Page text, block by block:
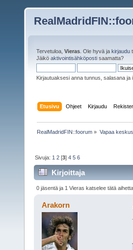
Tervetuloa, Vieras . Ole hyvä ja kirjaudu
Jäikö aktivointisähköposti saamatta?
Kirjautuaksesi anna tunnus, salasana ja
Etusivu Ohjeet Kirjaudu
RealMadridFIN::foorum » Vapaa
Sivuja: 1 2 [3]4 5 6
Kirjoittaja
0 jäsentä ja 1 Vieras katselee tätä aihetta.
Arakorn